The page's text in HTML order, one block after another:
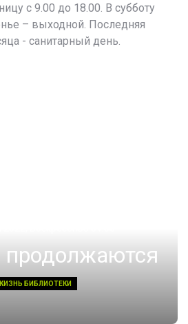
с 9.00 до 18.00. В субботу
– выходной. Последняя
- санитарный день.
продолжаются
БИБЛИОТЕКИ